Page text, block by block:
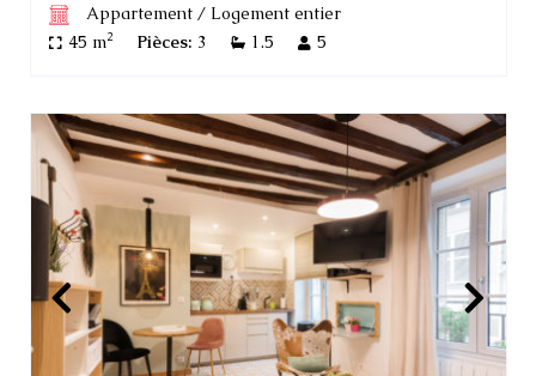
Appartement/ Logement entier
45 m2 Pièces: 3 1.5 5